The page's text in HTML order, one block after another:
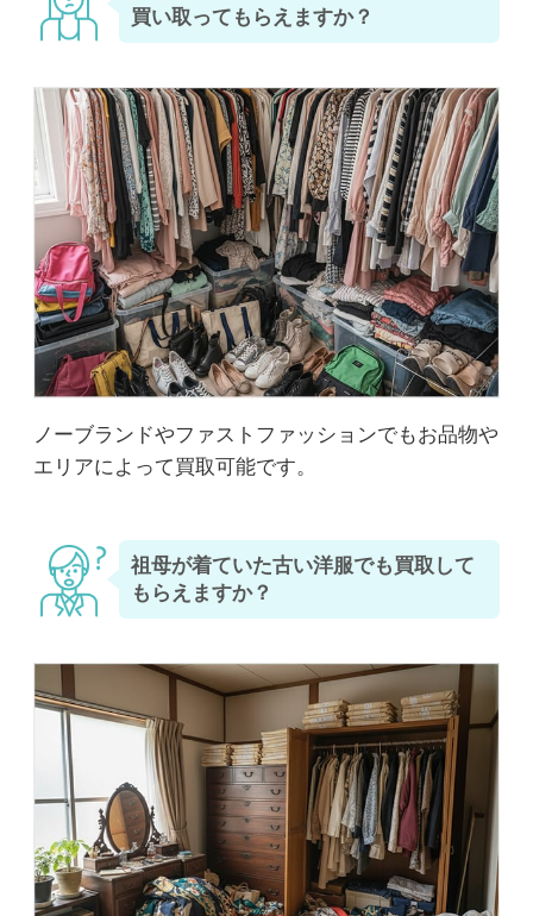
買い取ってもらえますか？
ノーブランドやファストファッションでもお品物や
エリアによって買取可能です。
祖母が着ていた古い洋服でも買取して
もらえますか？